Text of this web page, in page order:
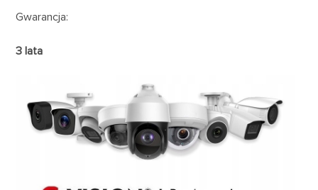
Gwarancja:
3 lata